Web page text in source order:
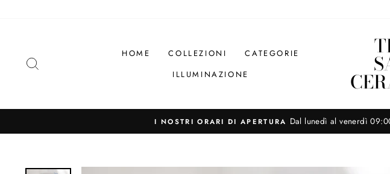
HOME COLLEZIONI
CATEGORIE
ILLUMINAZIONE
I NOSTRI ORARI DI APERTURA Dal lunedì al venerdì